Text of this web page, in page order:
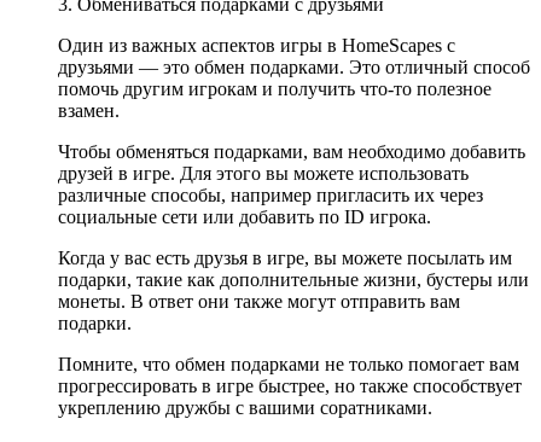
3. Обмениваться подарками с друзьями
Один из важных аспектов игры в HomeScapes с
друзьями — это обмен подарками. Это отличный способ
помочь другим игрокам и получить что-то полезное
взамен.
Чтобы обменяться подарками, вам необходимо добавить
друзей в игре. Для этого вы можете использовать
различные способы, например пригласить их через
социальные сети или добавить по ID игрока.
Когда у вас есть друзья в игре, вы можете посылать им
подарки, такие как дополнительные жизни, бустеры или
монеты. В ответ они также могут отправить вам
подарки.
Помните, что обмен подарками не только помогает вам
прогрессировать в игре быстрее, но также способствует
укреплению дружбы с вашими соратниками.